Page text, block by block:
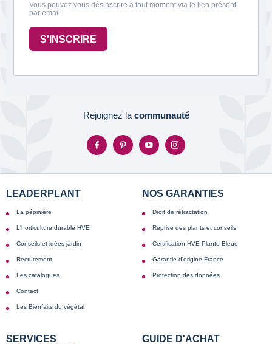
Vous pouvez vous désinscrire à tout moment via le lien présent
par email.
S'INSCRIRE
Rejoignez la communauté
LEADERPLANT
La pépinière
L'horticulture durable HVE
Conseils et idées jardin
Recrutement
Les catalogues
Contact
Les Bienfaits du végétal
NOS GARANTIES
Droit de rétractation
Reprise des plants et conseils
Certification HVE Plante Bleue
Garantie d'origine France
Protection des données
SERVICES
GUIDE D'ACHAT